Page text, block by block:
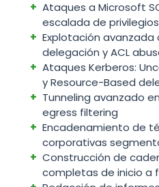
Ataques a Microsoft
escalada de privilegios
Explotación avanzada
delegación y ACL
Ataques Kerberos:
y Resource-Based
Tunneling avanzado
egress filtering
Encadenamiento de
corporativas
Construcción de
completas de inicio a